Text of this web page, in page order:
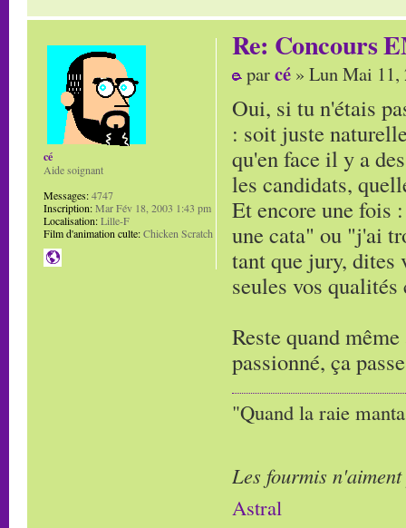
Re: Concours
parcé » Lun Mai 11,
Oui, si tu n'étais
: soit juste
qu'en face il y a
les candidats,
Et encore une fois
une cata" ou "j'ai
tant que jury, dites
seules vos
Reste quand
passionné, ça
"Quand la raie
Les fourmis
Astral
cé
Aide soignant
Messages:4747
Inscription:Mar Fév 18, 2003 1:43 pm
Localisation:Lille-F
Film d'animation culte:Chicken Scratch